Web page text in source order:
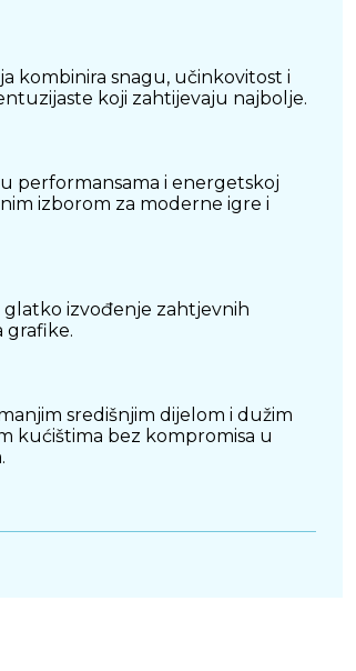
kombinira snagu, učinkovitost i
koji zahtijevaju najbolje.
performansama i energetskoj
izborom za moderne igre i
glatko izvođenje zahtjevnih
grafike.
središnjim dijelom i dužim
kućištima bez kompromisa u
tehnologija dodatno povećava